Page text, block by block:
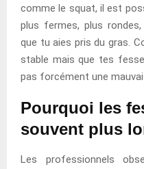
comme le squat, il est
plus fermes, plus
que tu aies pris du gras.
stable mais que tes
pas forcément une
Pourquoi les
souvent plus
Les professionnels